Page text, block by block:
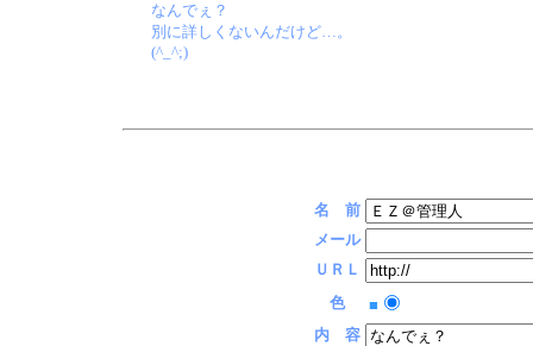
なんでぇ？
別に詳しくないんだけど…。
(^_^;)
名 前
メール
ＵＲＬ
色
■
内 容